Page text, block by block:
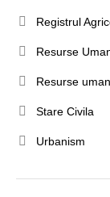
Registrul
Resurse
Resurse
Stare Civila
Urbanism